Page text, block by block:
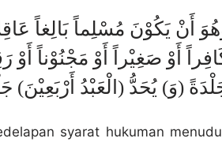
يَكُوْنَ مُسْلِماً بَالِغاً
أَوْ صَغِيْراً أَوْ مَجْنُوْناً أَوْ
(وَ) يُحَدُّ (الْعَبْدُ أَرْبَعِيْنَ)
syarat hukuman